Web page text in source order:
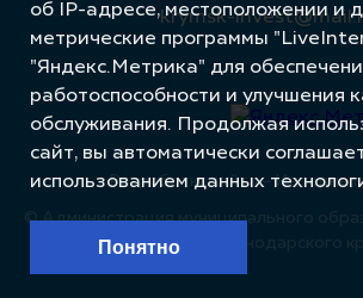
krymsk-
© Администрация муниципального
район Краснодарского
Разработка сайта –
об IP-адресе, местоположении и
метрические программы
"Яндекс.Метрика" для
работоспособности и улучшения
обслуживания. Продолжая
сайт, вы автоматически
использованием данных
Понятно